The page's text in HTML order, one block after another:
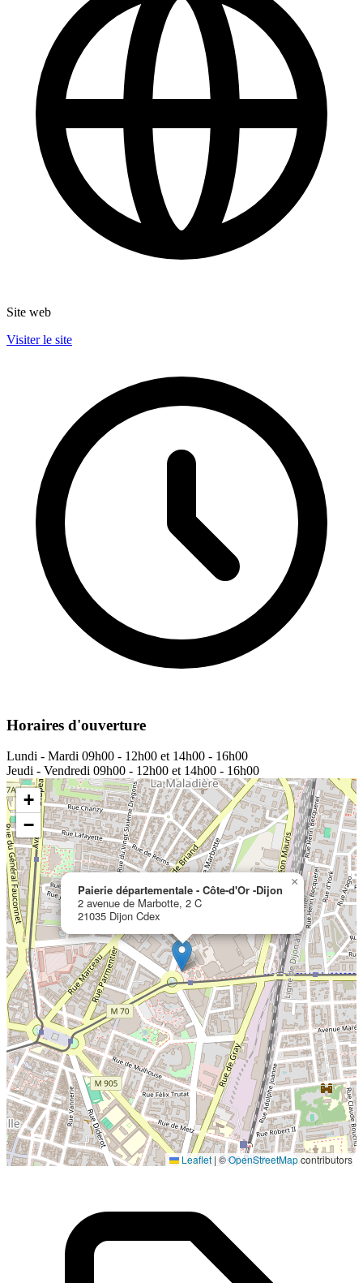
Site web
Visiter le site
Horaires d'ouverture
Lundi - Mardi 09h00 - 12h00 et 14h00 - 16h00
Jeudi - Vendredi 09h00 - 12h00 et 14h00 - 16h00
Localisation en cours...
Paierie départementale - Côte-d'Or -Dijon
2 avenue de Marbotte, 2 C
21035 Dijon Cdex
×
+
−
Leaflet | ©OpenStreetMapcontributors